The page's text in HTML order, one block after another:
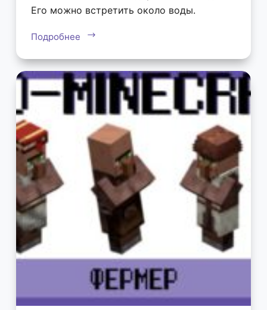
Его можно встретить около воды.
Подробнее